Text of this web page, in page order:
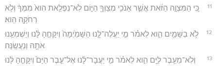
11
כִּ֚י הַמִּצְוָ֣ה הַזֹּ֔את אֲשֶׁ֛ר אָנֹכִ֥י מְצַוְּךָ֖ הַיּ֑וֹם לֹֽא־נִפְלֵ֥את הִוא֙ מִמְּךָ֔ וְלֹ֥א
רְחֹקָ֖ה הִֽוא׃
12
לֹ֥א בַשָּׁמַ֖יִם הִ֑וא לֵאמֹ֗ר מִ֣י יַעֲלֶה־לָּ֤נוּ הַשָּׁמַ֙יְמָה֙ וְיִקָּחֶ֣הָ לָּ֔נוּ וְיַשְׁמִעֵ֥נוּ
אֹתָ֖הּ וְנַעֲשֶֽׂנָּה׃
13
וְלֹֽא־מֵעֵ֥בֶר לַיָּ֖ם הִ֑וא לֵאמֹ֗ר מִ֣י יַעֲבָר־לָ֜נוּ אֶל־עֵ֤בֶר הַיָּם֙ וְיִקָּחֶ֣הָ לָּ֔נוּ